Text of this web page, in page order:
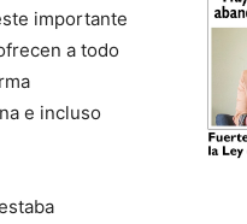
importante
a todo
e incluso